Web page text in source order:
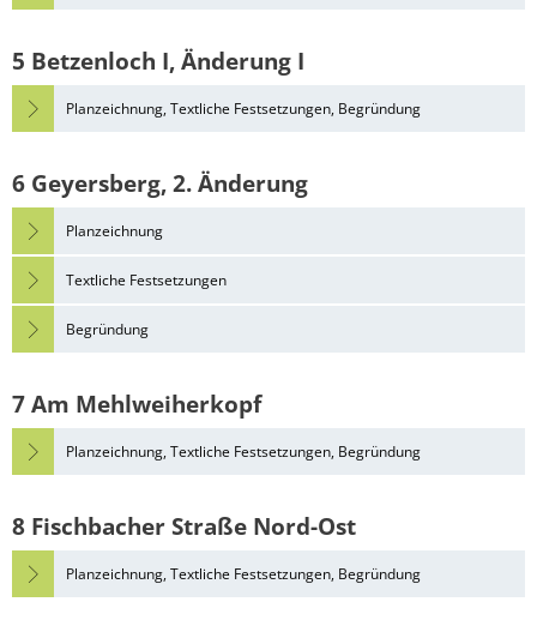
5 Betzenloch I, Änderung I
Planzeichnung, Textliche Festsetzungen, Begründung
6 Geyersberg, 2. Änderung
Planzeichnung
Textliche Festsetzungen
Begründung
7 Am Mehlweiherkopf
Planzeichnung, Textliche Festsetzungen, Begründung
8 Fischbacher Straße Nord-Ost
Planzeichnung, Textliche Festsetzungen, Begründung